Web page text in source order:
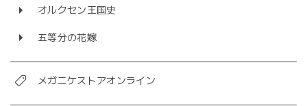
オルクセン王国史
五等分の花嫁
メガニケストアオンライン